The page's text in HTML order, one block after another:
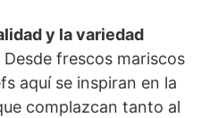
y la variedad
frescos mariscos
aquí se inspiran en la
complazcan tanto al